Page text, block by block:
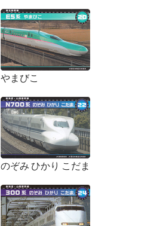
やまびこ
のぞみ ひかり こだま